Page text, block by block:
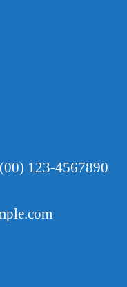
(00) 123-4567890